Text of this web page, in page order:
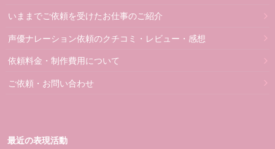
いままでご依頼を受けたお仕事のご紹介
声優ナレーション依頼のクチコミ・レビュー・感想
依頼料金・制作費用について
ご依頼・お問い合わせ
最近の表現活動